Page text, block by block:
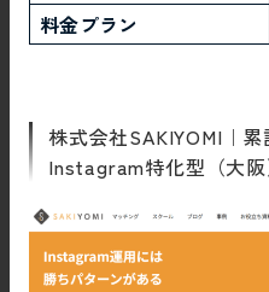
料金プラン
株式会社SAKIYOMI｜
Instagram特化型（大阪